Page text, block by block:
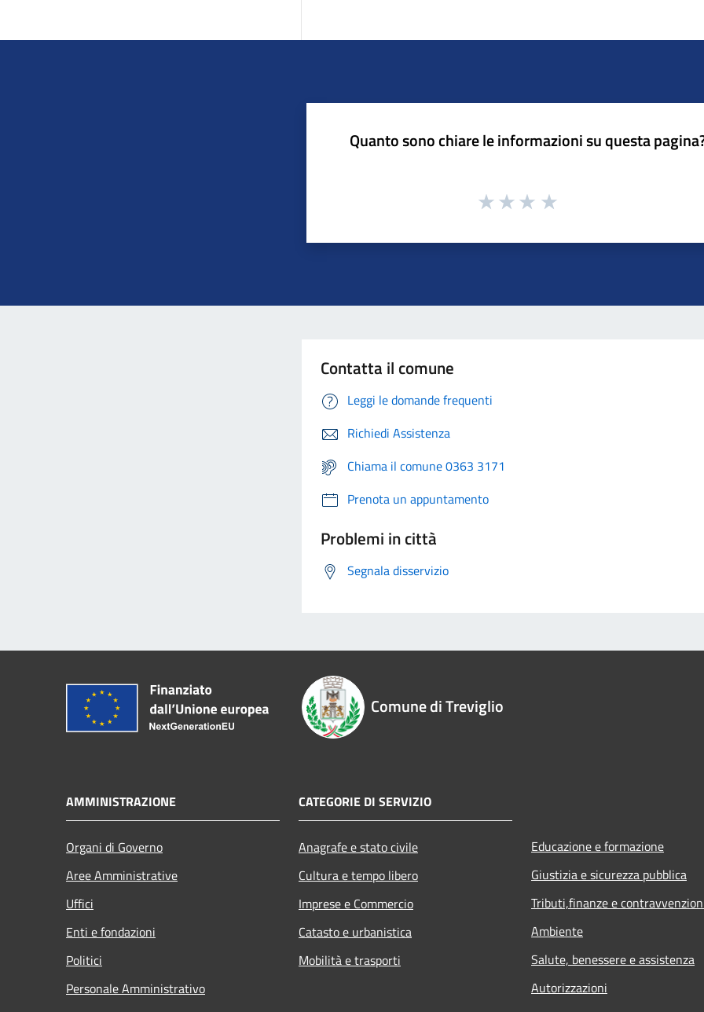
Quanto sono chiare le informazioni su questa
Contatta il comune
Leggi le domande frequenti
Richiedi Assistenza
Chiama il comune 0363 3171
Prenota un appuntamento
Problemi in città
Segnala disservizio
Comune di Treviglio
AMMINISTRAZIONE
Organi di Governo
Aree Amministrative
Uffici
Enti e fondazioni
Politici
Personale Amministrativo
CATEGORIE DI SERVIZIO
Anagrafe e stato civile
Cultura e tempo libero
Imprese e Commercio
Catasto e urbanistica
Mobilità e trasporti
Educazione e formazione
Giustizia e sicurezza pubblica
Tributi,finanze e
Ambiente
Salute, benessere e assistenza
Autorizzazioni